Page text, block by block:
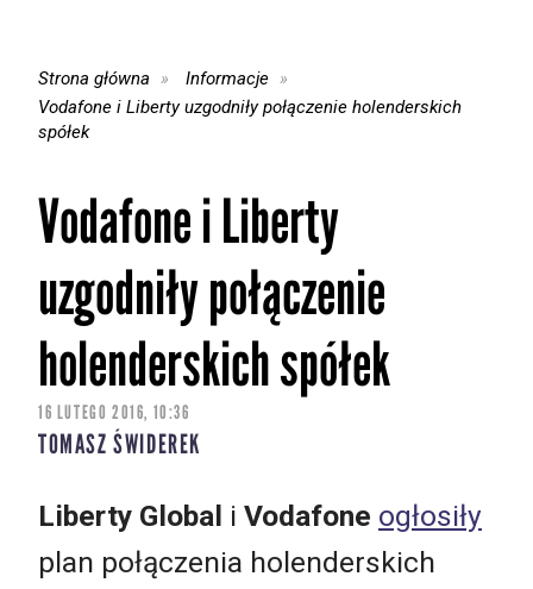
Strona główna
Informacje
Vodafone i Liberty uzgodniły połączenie holenderskich
spółek
Vodafone i Liberty
uzgodniły połączenie
holenderskich spółek
16 LUTEGO 2016, 10:36
TOMASZ ŚWIDEREK
Liberty Global i Vodafone ogłosiły
plan połączenia holenderskich